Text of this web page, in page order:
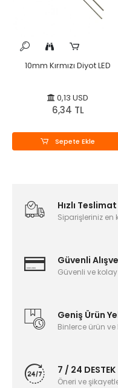
10mm Kırmızı Diyot LED
0,13 USD
6,34 TL
Sepete Ekle
Hızlı Teslimat
Siparişleriniz en
Güvenli
Güvenli ve
Geniş Ürün
Binlerce ürün
7 / 24 DESTEK
Öneri ve